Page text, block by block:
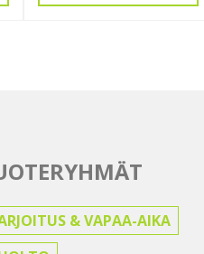
& VAPAA-AIKA